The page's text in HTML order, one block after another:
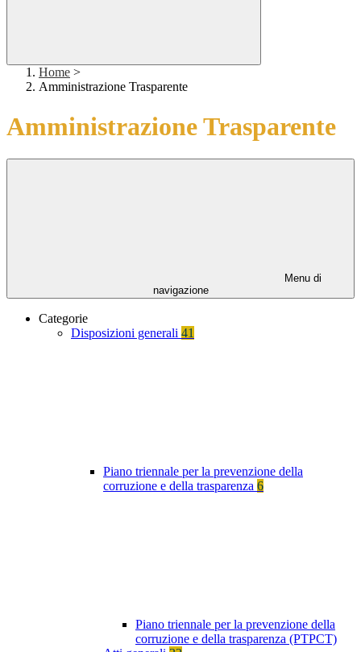
Home >
Amministrazione Trasparente
Amministrazione Trasparente
Menu di
navigazione
Categorie
Disposizioni generali 41
Piano triennale per la prevenzione della
corruzione e della trasparenza 6
Piano triennale per la prevenzione della
corruzione e della trasparenza (PTPCT)